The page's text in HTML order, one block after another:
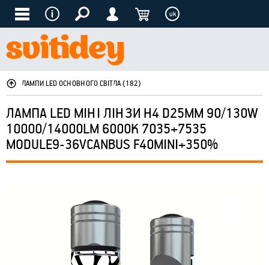
uk
ЛАМПИ LED ОСНОВНОГО СВІТЛА (182)
ЛАМПА LED МІНІ ЛІНЗИ H4 D25ММ 90/130W
10000/14000LM 6000K 7035+7535
MODULE9-36VCANBUS F40MINI+350%